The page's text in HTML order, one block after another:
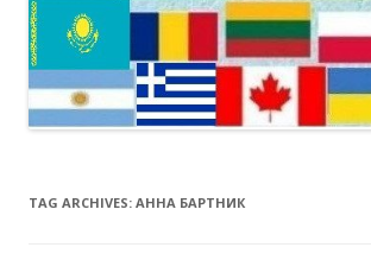
TAG ARCHIVES: АННА БАРТНИК